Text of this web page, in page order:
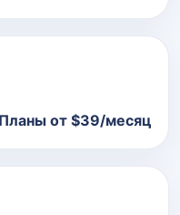
Планы от $39/месяц